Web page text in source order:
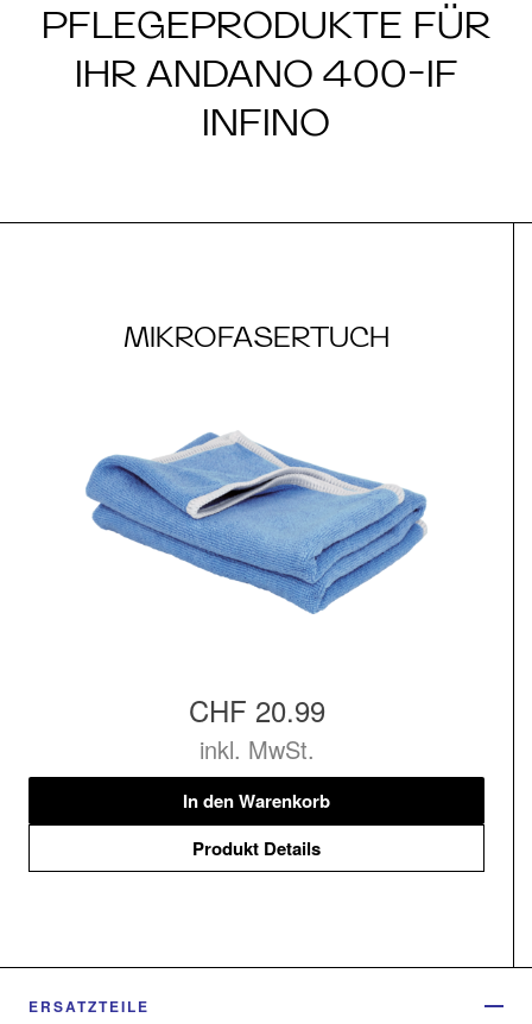
PFLEGEPRODUKTE FÜR
IHR ANDANO 400-IF
INFINO
MIKROFASERTUCH
CHF 20.99
inkl. MwSt.
In den Warenkorb
Produkt Details
ERSATZTEILE